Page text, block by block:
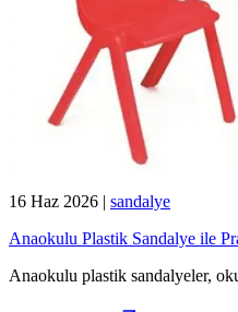
16 Haz 2026 | sandalye
Anaokulu Plastik Sandalye ile
Anaokulu plastik sandalyeler,